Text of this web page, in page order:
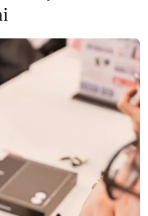
vì hôi dầu
lộ
đổ xô tới hiện
nổ lốp trên một
để lấy dầu